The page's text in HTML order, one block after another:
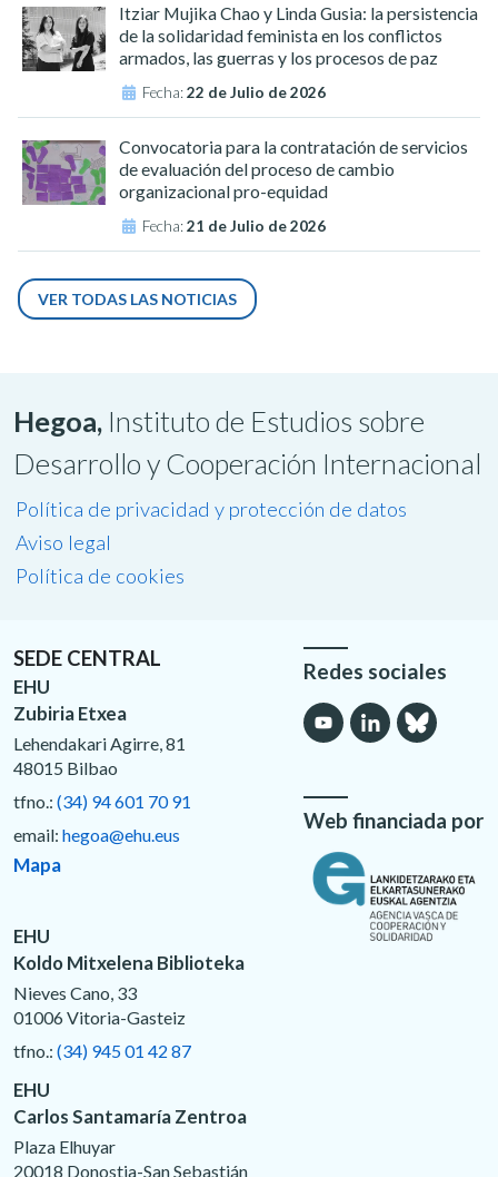
Itziar Mujika Chao y Linda Gusia: la persistencia
de la solidaridad feminista en los conflictos
armados, las guerras y los procesos de paz
Fecha:22 de Julio de 2026
Convocatoria para la contratación de servicios
de evaluación del proceso de cambio
organizacional pro-equidad
Fecha:21 de Julio de 2026
VER TODAS LAS NOTICIAS
Hegoa, Instituto de Estudios sobre
Desarrollo y Cooperación Internacional
Política de privacidad y protección de datos
Aviso legal
Política de cookies
SEDE CENTRAL
EHU
Zubiria Etxea
Lehendakari Agirre, 81
48015 Bilbao
tfno.: (34) 94 601 70 91
email: hegoa@ehu.eus
Mapa
EHU
Koldo Mitxelena Biblioteka
Nieves Cano, 33
01006 Vitoria-Gasteiz
tfno.: (34) 945 01 42 87
EHU
Carlos Santamaría Zentroa
Plaza Elhuyar
20018 Donostia-San Sebastián
Redes sociales
Web financiada por